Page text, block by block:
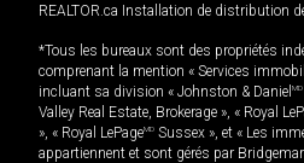
REALTOR.ca Installation de distribution
*Tous les bureaux sont des propriétés
comprenant la mention « Services
incluant sa division « Johnston & Daniel MD
Valley Real Estate, Brokerage », « Royal
», « Royal LePageMD Sussex », et « Les
appartiennent et sont gérés par